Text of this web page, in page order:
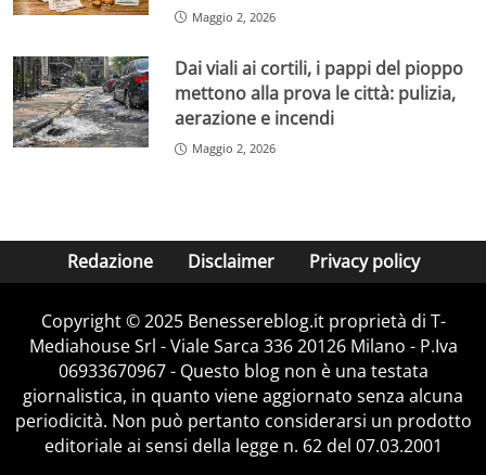
Maggio 2, 2026
Dai viali ai cortili, i pappi del pioppo
mettono alla prova le città: pulizia,
aerazione e incendi
Maggio 2, 2026
Redazione Disclaimer Privacy policy
Copyright © 2025 Benessereblog.it proprietà di T-
Mediahouse Srl - Viale Sarca 336 20126 Milano - P.Iva
06933670967 - Questo blog non è una testata
giornalistica, in quanto viene aggiornato senza alcuna
periodicità. Non può pertanto considerarsi un prodotto
editoriale ai sensi della legge n. 62 del 07.03.2001